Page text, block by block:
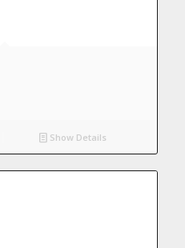
Show Details